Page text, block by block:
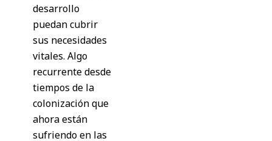
desarrollo
puedan cubrir
sus necesidades
vitales. Algo
recurrente desde
tiempos de la
colonización que
ahora están
sufriendo en las